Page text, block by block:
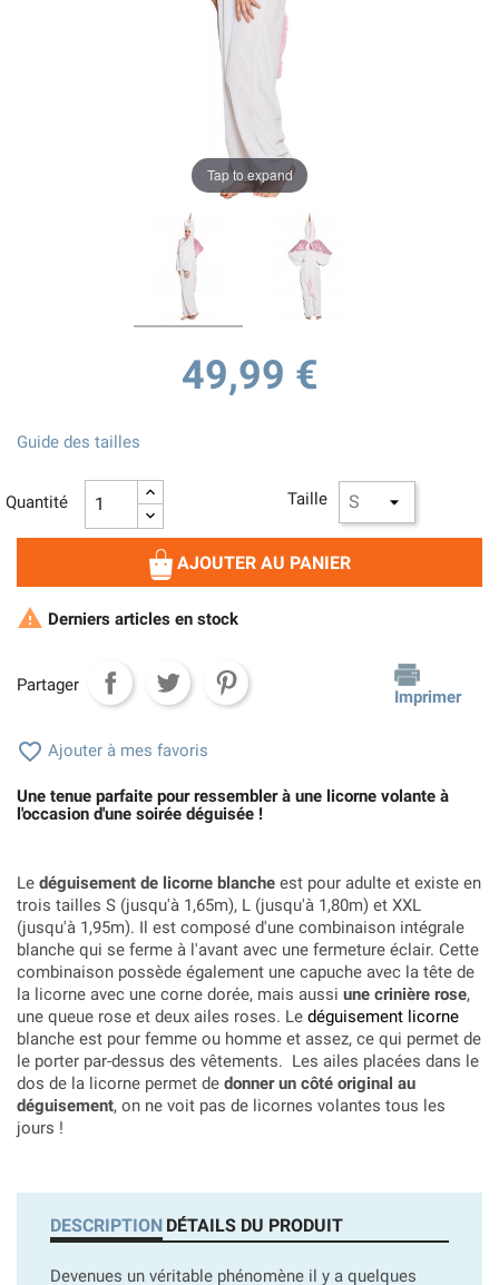
Tap to expand
49,99 €
Taille
Guide des tailles
Quantité
AJOUTER AU PANIER
 Derniers articles en stock
Partager
Imprimer
 Ajouter à mes favoris
Une tenue parfaite pour ressembler à une licorne volante à
l'occasion d'une soirée déguisée !
Le déguisement de licorne blanche est pour adulte et existe en
trois tailles S (jusqu'à 1,65m), L (jusqu'à 1,80m) et XXL
(jusqu'à 1,95m). Il est composé d'une combinaison intégrale
blanche qui se ferme à l'avant avec une fermeture éclair. Cette
combinaison possède également une capuche avec la tête de
la licorne avec une corne dorée, mais aussi une crinière rose,
une queue rose et deux ailes roses. Le déguisement licorne
blanche est pour femme ou homme et assez, ce qui permet de
le porter par-dessus des vêtements. Les ailes placées dans le
dos de la licorne permet de donner un côté original au
déguisement, on ne voit pas de licornes volantes tous les
jours !
DESCRIPTION DÉTAILS DU PRODUIT
Devenues un véritable phénomène il y a quelques